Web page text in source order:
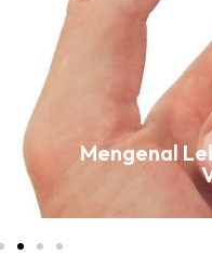
Mengenal